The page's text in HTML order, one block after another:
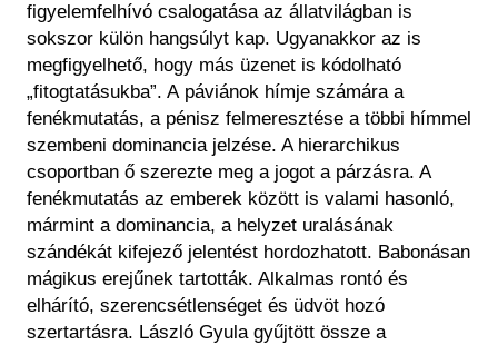
figyelemfelhívó csalogatása az állatvilágban is
sokszor külön hangsúlyt kap. Ugyanakkor az is
megfigyelhető, hogy más üzenet is kódolható
„fitogtatásukba”. A páviánok hímje számára a
fenékmutatás, a pénisz felmeresztése a többi hímmel
szembeni dominancia jelzése. A hierarchikus
csoportban ő szerezte meg a jogot a párzásra. A
fenékmutatás az emberek között is valami hasonló,
mármint a dominancia, a helyzet uralásának
szándékát kifejező jelentést hordozhatott. Babonásan
mágikus erejűnek tartották. Alkalmas rontó és
elhárító, szerencsétlenséget és üdvöt hozó
szertartásra. László Gyula gyűjtött össze a